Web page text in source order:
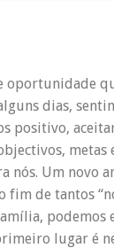
oportunidade
dias,
positivo,
metas
nós. Um novo
fim de tantos
podemos
lugar é